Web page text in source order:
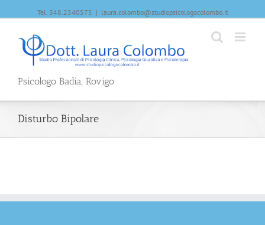
Tel. 348.2540575 | laura.colombo@studiopsicologocolombo.it
Psicologo Badia, Rovigo
Disturbo Bipolare